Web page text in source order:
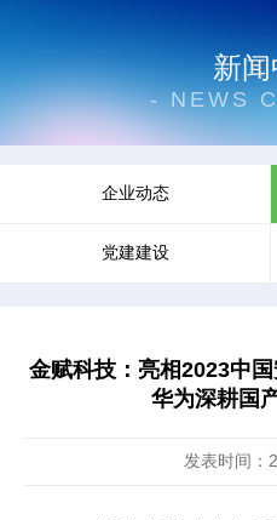
新
- NEWS
企业动态
党建建设
金赋科技：亮相2023中
华为深耕国
发表时间：